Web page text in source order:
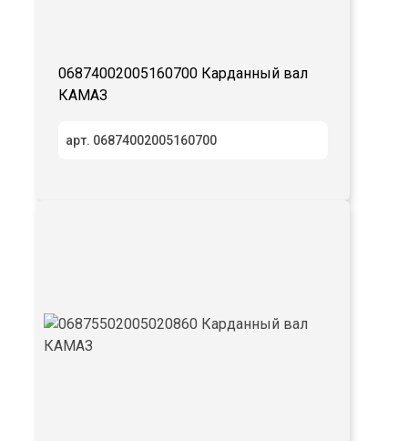
06874002005160700 Карданный вал
КАМАЗ
арт. 06874002005160700